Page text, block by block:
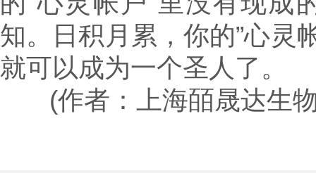
知。日积月累，你的”心灵
就可以成为一个圣人了。
(作者：上海皕晟达生